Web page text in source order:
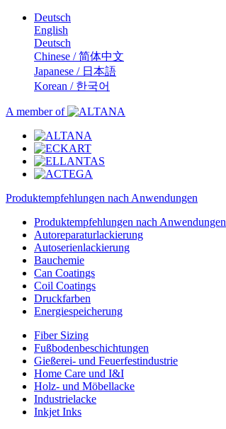
Deutsch
English
Deutsch
Chinese / 简体中文
Japanese / 日本語
Korean / 한국어
A member of
Produktempfehlungen nach Anwendungen
Produktempfehlungen nach Anwendungen
Autoreparaturlackierung
Autoserienlackierung
Bauchemie
Can Coatings
Coil Coatings
Druckfarben
Energiespeicherung
Fiber Sizing
Fußbodenbeschichtungen
Gießerei- und Feuerfestindustrie
Home Care und I&I
Holz- und Möbellacke
Industrielacke
Inkjet Inks